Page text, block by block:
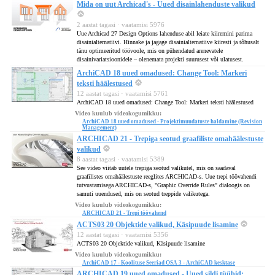
Mida on uut Archicad's - Uued disainlahenduste valikud
2 aastat tagasi · vaatamisi 5976
Uue Archicad 27 Design Options lahenduse abil leiate kiiremini parima
disainialternatiivi. Hinnake ja jagage disainialternatiive kiiresti ja tõhusalt
tänu optimeeritud töövoole, mis on pühendatud arenevatele
disainivariatsioonidele – olenemata projekti suurusest või ulatusest.
ArchiCAD 18 uued omadused: Change Tool: Markeri
teksti häälestused
12 aastat tagasi · vaatamisi 5761
ArchiCAD 18 uued omadused: Change Tool: Markeri teksti häälestused
Video kuulub videokogumikku:
ArchiCAD 18 uued omadused - Projektimuudatuste haldamine (Revision
Management)
ARCHICAD 21 - Trepiga seotud graafiliste omahäälestuste
valikud
8 aastat tagasi · vaatamisi 5389
See video viitab uutele trepiga seotud valikutel, mis on saadaval
graafilistes omahäälestuste reeglites ARCHICAD-s. Uue trepi töövahendi
tutvustamisega ARCHICAD-s, "Graphic Override Rules" dialoogis on
samuti uuendused, mis on seotud treppide valikutega.
Video kuulub videokogumikku:
ARCHICAD 21 - Trepi töövahend
ACTS03 20 Objektide valikud, Käsipuude lisamine
12 aastat tagasi · vaatamisi 5356
ACTS03 20 Objektide valikud, Käsipuude lisamine
Video kuulub videokogumikku:
ArchiCAD 17 - Koolituse Seeriad OSA 3 - ArchiCAD kesktase